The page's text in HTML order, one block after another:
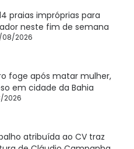
praias impróprias para
neste fim de semana
08/2026
foge após matar mulher,
em cidade da Bahia
2026
atribuída ao CV traz